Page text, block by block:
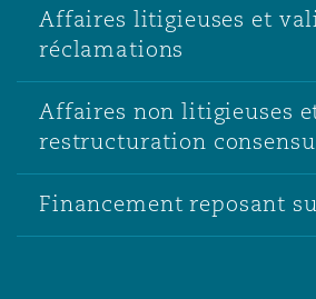
Affaires litigieuses et
réclamations
Affaires non litigieuses
restructuration
Financement reposant